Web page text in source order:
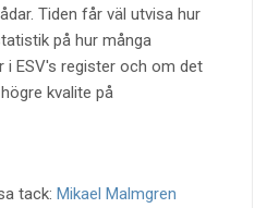
Tiden får väl utvisa hur
på hur många
i ESV's register och om det
kvalite på
tack: Mikael Malmgren